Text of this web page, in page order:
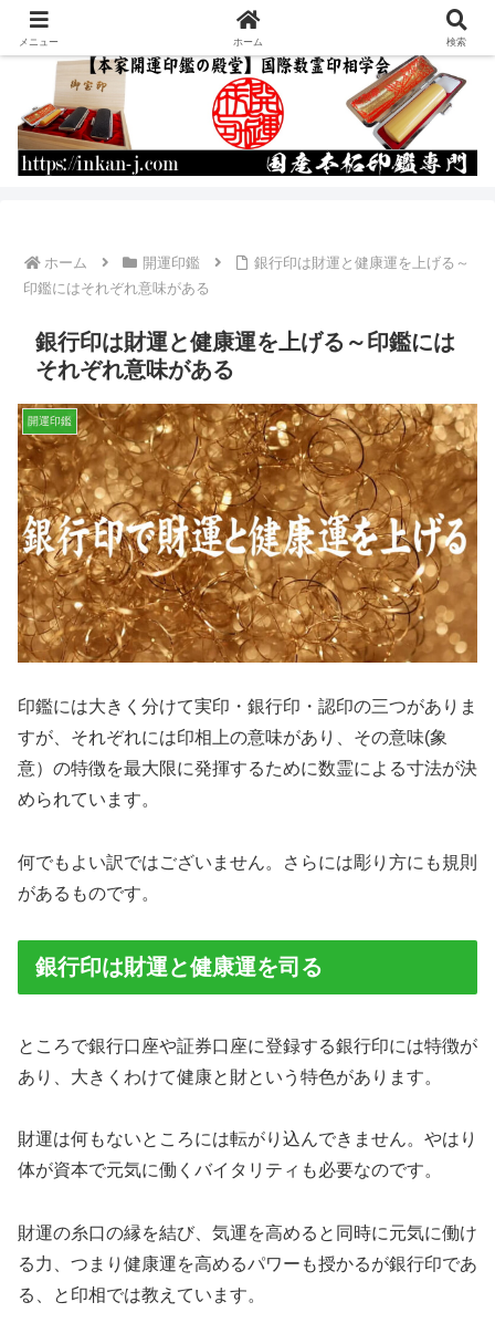
運命を書き換える開運印鑑の作成・通販
ホーム 開運印鑑
銀行印は財運と健康運を上げる～
印鑑にはそれぞれ意味がある
銀行印は財運と健康運を上げる～印鑑には
それぞれ意味がある
開運印鑑
印鑑には大きく分けて実印・銀行印・認印の三つがありま
すが、それぞれには印相上の意味があり、その意味(象
意）の特徴を最大限に発揮するために数霊による寸法が決
められています。
何でもよい訳ではございません。さらには彫り方にも規則
があるものです。
銀行印は財運と健康運を司る
ところで銀行口座や証券口座に登録する銀行印には特徴が
あり、大きくわけて健康と財という特色があります。
財運は何もないところには転がり込んできません。やはり
体が資本で元気に働くバイタリティも必要なのです。
財運の糸口の縁を結び、気運を高めると同時に元気に働け
る力、つまり健康運を高めるパワーも授かるが銀行印であ
る、と印相では教えています。
メニュー ホーム 検索